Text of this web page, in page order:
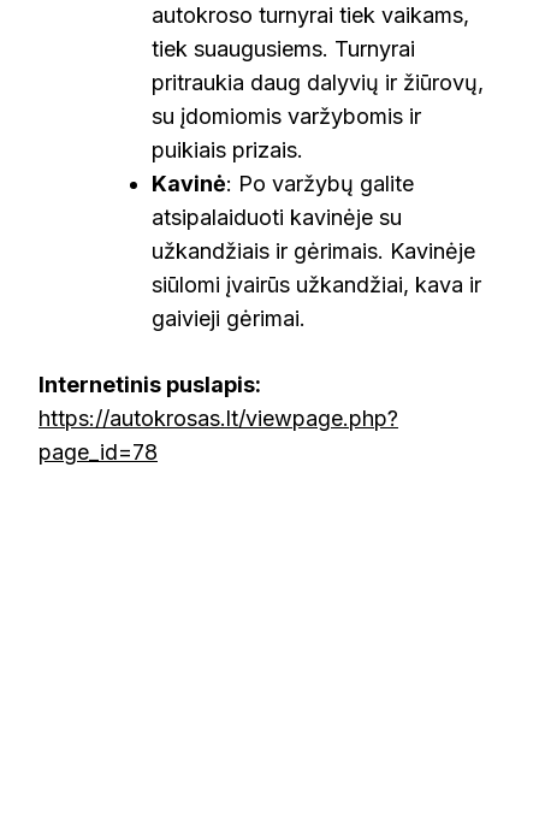
autokroso turnyrai tiek vaikams,
tiek suaugusiems. Turnyrai
pritraukia daug dalyvių ir žiūrovų,
su įdomiomis varžybomis ir
puikiais prizais.
Kavinė: Po varžybų galite
atsipalaiduoti kavinėje su
užkandžiais ir gėrimais. Kavinėje
siūlomi įvairūs užkandžiai, kava ir
gaivieji gėrimai.
Internetinis puslapis:
https://autokrosas.lt/viewpage.php?
page_id=78